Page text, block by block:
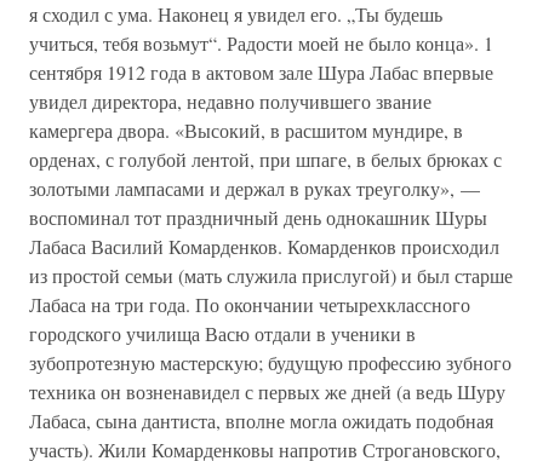
я сходил с ума. Наконец я увидел его. „Ты будешь
учиться, тебя возьмут“. Радости моей не было конца». 1
сентября 1912 года в актовом зале Шура Лабас впервые
увидел директора, недавно получившего звание
камергера двора. «Высокий, в расшитом мундире, в
орденах, с голубой лентой, при шпаге, в белых брюках с
золотыми лампасами и держал в руках треуголку», —
воспоминал тот праздничный день однокашник Шуры
Лабаса Василий Комарденков. Комарденков происходил
из простой семьи (мать служила прислугой) и был старше
Лабаса на три года. По окончании четырехклассного
городского училища Васю отдали в ученики в
зубопротезную мастерскую; будущую профессию зубного
техника он возненавидел с первых же дней (а ведь Шуру
Лабаса, сына дантиста, вполне могла ожидать подобная
участь). Жили Комарденковы напротив Строгановского,